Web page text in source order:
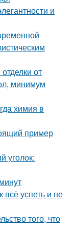
и
от
минимум
химия в
пример
уголок:
всё успеть и не
того, что